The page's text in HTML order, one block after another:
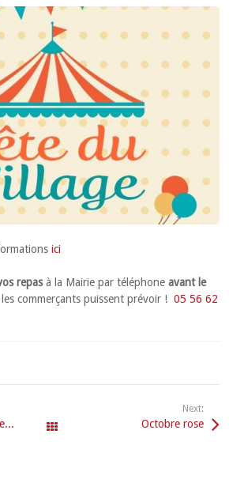
ici
repasà la Mairie par téléphoneavant le
commerçants puissent prévoir !05 56 62
Le magazine de septembre Tous les articles
Next:
Octobre rose